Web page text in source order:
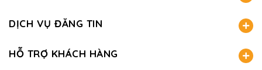
DỊCH VỤ ĐĂNG TIN
HỖ TRỢ KHÁCH HÀNG